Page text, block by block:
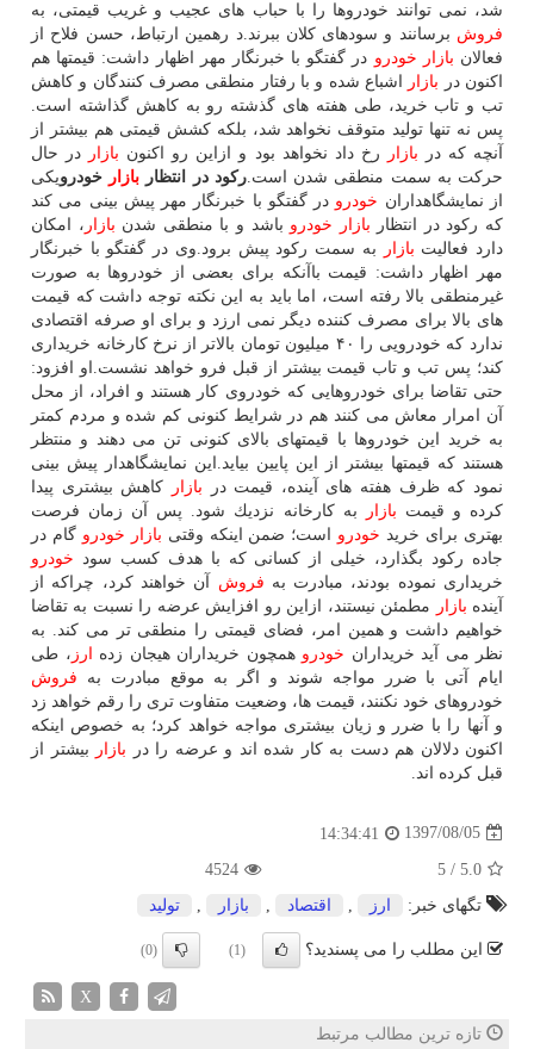
شد، نمی توانند خودروها را با حباب های عجیب و غریب قیمتی، به
فروش برسانند و سودهای كلان ببرند.د رهمین ارتباط، حسن فلاح از
فعالان بازار خودرو در گفتگو با خبرنگار مهر اظهار داشت: قیمتها هم
اكنون در بازار
اشباع شده و با رفتار منطقی مصرف كنندگان و كاهش
تب و تاب خرید، طی هفته های گذشته رو به كاهش گذاشته است.
پس نه تنها تولید متوقف نخواهد شد، بلكه كشش قیمتی هم بیشتر از
آنچه كه در بازار رخ داد نخواهد بود و ازاین رو اكنون بازار
در حال
حركت به سمت منطقی شدن است.ركود در انتظار بازار خودرویكی
از نمایشگاهداران خودرو در گفتگو با خبرنگار مهر پیش بینی می كند
كه ركود در انتظار بازار خودرو باشد و با منطقی شدن بازار ، امكان
دارد فعالیت بازار
به سمت ركود پیش برود.وی در گفتگو با خبرنگار
مهر اظهار داشت: قیمت باآنكه برای بعضی از خودروها به صورت
غیرمنطقی بالا رفته است، اما باید به این نكته توجه داشت كه قیمت
های بالا برای مصرف كننده دیگر نمی ارزد و برای او صرفه اقتصادی
ندارد كه خودرویی را ۴۰ میلیون تومان بالاتر از نرخ كارخانه خریداری
كند؛ پس تب و تاب قیمت بیشتر از قبل فرو خواهد نشست.او افزود:
حتی تقاضا برای خودروهایی كه خودروی كار هستند و افراد، از محل
آن امرار معاش می كنند هم در شرایط كنونی كم شده و مردم كمتر
به خرید این خودروها با قیمتهای بالای كنونی تن می دهند و منتظر
هستند كه قیمتها بیشتر از این پایین بیاید.این نمایشگاهدار پیش بینی
نمود كه ظرف هفته های آینده، قیمت در بازار
كاهش بیشتری پیدا
كرده و قیمت بازار
به كارخانه نزدیك شود. پس آن زمان فرصت
بهتری برای خرید خودرو است؛ ضمن اینكه وقتی بازار خودرو گام در
جاده ركود بگذارد، خیلی از كسانی كه با هدف كسب سود خودرو
خریداری نموده بودند، مبادرت به فروش آن خواهند كرد، چراكه از
آینده بازار
مطمئن نیستند، ازاین رو افزایش عرضه را نسبت به تقاضا
خواهیم داشت و همین امر، فضای قیمتی را منطقی تر می كند. به
نظر می آید خریداران خودرو همچون خریداران هیجان زده ارز ، طی
ایام آتی با ضرر مواجه شوند و اگر به موقع مبادرت به فروش
خودروهای خود نكنند، قیمت ها، وضعیت متفاوت تری را رقم خواهد زد
و آنها را با ضرر و زیان بیشتری مواجه خواهد كرد؛ به خصوص اینكه
اكنون دلالان هم دست به كار شده اند و عرضه را در بازار
بیشتر از
قبل كرده اند.
1397/08/05
14:34:41
5.0
/
5
4524
تگهای خبر:
ارز اقتصاد بازار تولید
این مطلب را می پسندید؟ (1)
(0)
X
تازه ترین مطالب مرتبط